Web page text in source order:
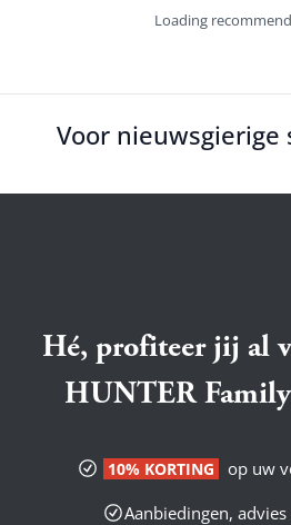
Loading
Voor nieuwsgierige
Hé, profiteer jij al
HUNTER
10% KORTING
op uw
Aanbiedingen,